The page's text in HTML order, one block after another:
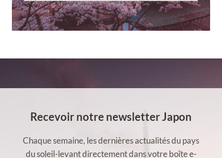
Recevoir notre newsletter Japon
Chaque semaine, les dernières actualités du pays
du soleil-levant directement dans votre boîte e-